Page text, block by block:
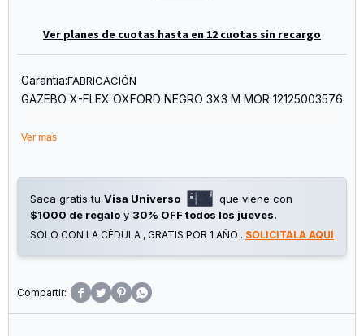
Ver planes de cuotas hasta en 12 cuotas sin recargo
Garantia:FABRICACIÓN
GAZEBO X-FLEX OXFORD NEGRO 3X3 M MOR 12125003576
Ver mas
Saca gratis tu Visa Universo
que viene con
$1000 de regalo y 30% OFF todos los jueves.
SOLO CON LA CÉDULA , GRATIS POR 1 AÑO . SOLICITALA AQUÍ
   